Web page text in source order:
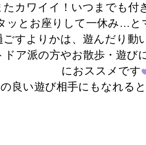
たカワイイ！いつまでも付
ッとお座りして一休み…と
ごすよりかは、遊んだり動
ドア派の方やお散歩・遊び
におススメです
良い遊び相手にもなれる